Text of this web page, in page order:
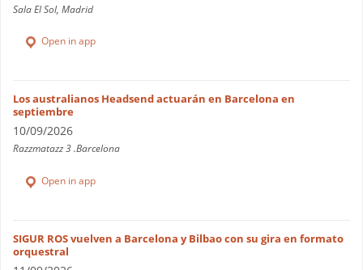
Sala El Sol, Madrid
Open in app
Los australianos Headsend actuarán en Barcelona en
septiembre
10/09/2026
Razzmatazz 3 .Barcelona
Open in app
SIGUR ROS vuelven a Barcelona y Bilbao con su gira en formato
orquestral